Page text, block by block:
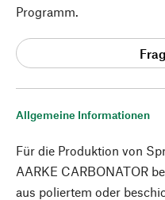
Allgemeine Informationen
Für die Produktion von
AARKE CARBONATOR
aus poliertem oder
Programm.